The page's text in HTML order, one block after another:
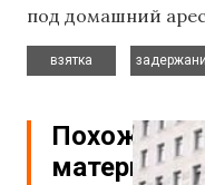
под домашний
взятка
Похожие
материалы